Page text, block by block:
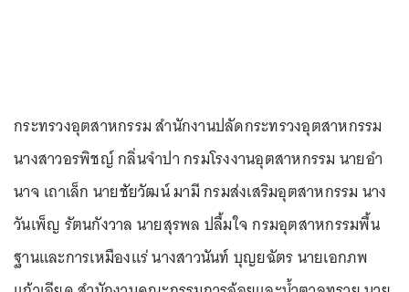
กระทรวงอุตสาหกรรม สำนักงานปลัดกระทรวงอุตสาหกรรม
นางสาวอรพิชญ์ กลิ่นจําปา กรมโรงงานอุตสาหกรรม นายอํา
นาจ เถาเล็ก นายชัยวัฒน์ มามี กรมส่งเสริมอุตสาหกรรม นาง
วันเพ็ญ รัตนกังวาล นายสุรพล ปลื้มใจ กรมอุตสาหกรรมพื้น
ฐานและการเหมืองแร่ นางสาวนันท์ บุญยฉัตร นายเอกภพ